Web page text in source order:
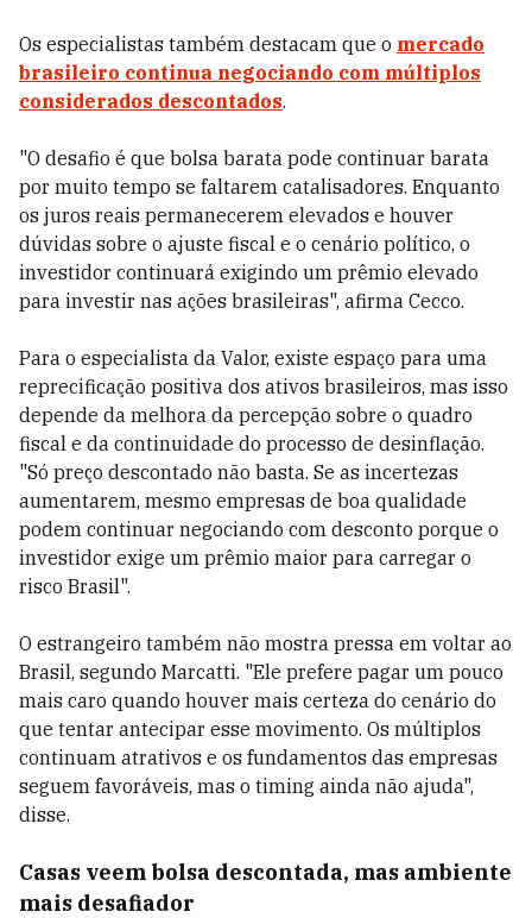
Os especialistas também destacam que o mercado
brasileiro continua negociando com múltiplos
considerados descontados.
"O desafio é que bolsa barata pode continuar barata
por muito tempo se faltarem catalisadores. Enquanto
os juros reais permanecerem elevados e houver
dúvidas sobre o ajuste fiscal e o cenário político, o
investidor continuará exigindo um prêmio elevado
para investir nas ações brasileiras", afirma Cecco.
Para o especialista da Valor, existe espaço para uma
reprecificação positiva dos ativos brasileiros, mas isso
depende da melhora da percepção sobre o quadro
fiscal e da continuidade do processo de desinflação.
"Só preço descontado não basta. Se as incertezas
aumentarem, mesmo empresas de boa qualidade
podem continuar negociando com desconto porque o
investidor exige um prêmio maior para carregar o
risco Brasil".
O estrangeiro também não mostra pressa em voltar ao
Brasil, segundo Marcatti. "Ele prefere pagar um pouco
mais caro quando houver mais certeza do cenário do
que tentar antecipar esse movimento. Os múltiplos
continuam atrativos e os fundamentos das empresas
seguem favoráveis, mas o timing ainda não ajuda",
disse.
Casas veem bolsa descontada, mas ambiente
mais desafiador